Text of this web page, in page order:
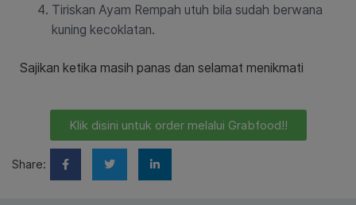
Tiriskan Ayam Rempah utuh bila sudah berwana
kuning kecoklatan.
Sajikan ketika masih panas dan selamat menikmati
Klik disini untuk order melalui Grabfood!!
Share: